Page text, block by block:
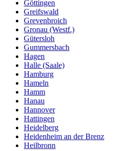
Göttingen
Greifswald
Grevenbroich
Gronau (Westf.)
Gütersloh
Gummersbach
Hagen
Halle (Saale)
Hamburg
Hameln
Hamm
Hanau
Hannover
Hattingen
Heidelberg
Heidenheim an der Brenz
Heilbronn